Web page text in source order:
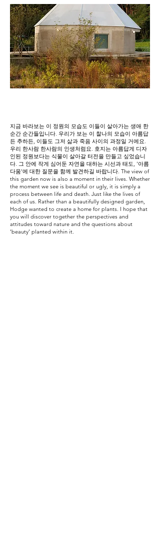
지금 바라보는 이 정원의 모습도 이들이 살아가는 생애 한
순간 순간들입니다. 우리가 보는 이 찰나의 모습이 아름답
든 추하든, 이들도 그저 삶과 죽음 사이의 과정일 거에요.
우리 한사람 한사람의 인생처럼요. 호지는 아름답게 디자
인된 정원보다는 식물이 살아갈 터전을 만들고 싶었습니
다. 그 안에 작게 심어둔 자연을 대하는 시선과 태도, '아름
다움'에 대한 질문을 함께 발견하길 바랍니다. The view of
this garden now is also a moment in their lives. Whether
the moment we see is beautiful or ugly, it is simply a
process between life and death. Just like the lives of
each of us. Rather than a beautifully designed garden,
Hodge wanted to create a home for plants. I hope that
you will discover together the perspectives and
attitudes toward nature and the questions about
‘beauty’ planted within it.